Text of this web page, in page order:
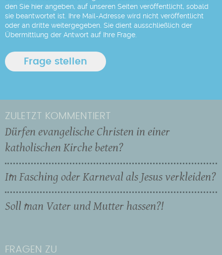
den Sie hier angeben, auf unseren Seiten veröffentlicht, sobald
sie beantwortet ist. Ihre Mail-Adresse wird nicht veröffentlicht
oder an dritte weitergegeben. Sie dient ausschließlich der
Übermittlung der Antwort auf Ihre Frage.
ZULETZT KOMMENTIERT
Dürfen evangelische Christen in einer
katholischen Kirche beten?
Im Fasching oder Karneval als Jesus verkleiden?
Soll man Vater und Mutter hassen?!
FRAGEN ZU